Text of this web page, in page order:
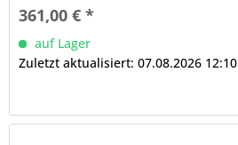
361,00 € *
auf Lager
Zuletzt aktualisiert: 07.08.2026 12:10